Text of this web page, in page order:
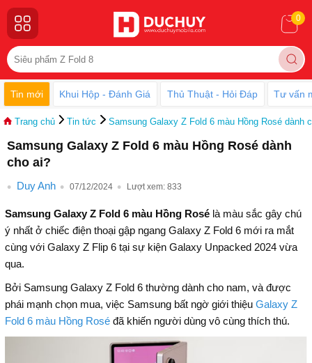
0
Tin mới Khui Hộp - Đánh Giá Thủ Thuật - Hỏi Đáp Tư vấn
Trang chủ Tin tức Samsung Galaxy Z Fold 6 màu Hồng Rosé dành
Samsung Galaxy Z Fold 6 màu Hồng Rosé dành
cho ai?
Duy Anh 07/12/2024 Lượt xem: 833
Samsung Galaxy Z Fold 6 màu Hồng Rosélà màu sắc gây chú
ý nhất ở chiếc điện thoại gập ngang Galaxy Z Fold 6 mới ra mắt
cùng với Galaxy Z Flip 6 tại sự kiện Galaxy Unpacked 2024 vừa
qua.
Bởi Samsung Galaxy Z Fold 6 thường dành cho nam, và được
phái mạnh chọn mua, việc Samsung bất ngờ giới thiệu Galaxy Z
Fold 6 màu Hồng Roséđã khiến người dùng vô cùng thích thú.